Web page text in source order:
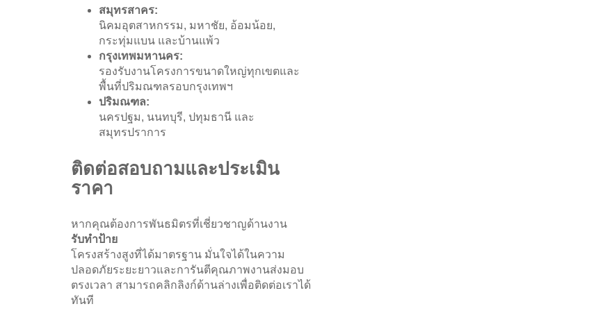
สมุทรสาคร:
นิคมอุตสาหกรรม, มหาชัย, อ้อมน้อย,
กระทุ่มแบน และบ้านแพ้ว
กรุงเทพมหานคร:
รองรับงานโครงการขนาดใหญ่ทุกเขตและ
พื้นที่ปริมณฑลรอบกรุงเทพฯ
ปริมณฑล:
นครปฐม, นนทบุรี, ปทุมธานี และ
สมุทรปราการ
ติดต่อสอบถามและประเมิน
ราคา
หากคุณต้องการพันธมิตรที่เชี่ยวชาญด้านงาน
รับทำป้าย
โครงสร้างสูงที่ได้มาตรฐาน มั่นใจได้ในความ
ปลอดภัยระยะยาวและการันตีคุณภาพงานส่งมอบ
ตรงเวลา สามารถคลิกลิงก์ด้านล่างเพื่อติดต่อเราได้
ทันที